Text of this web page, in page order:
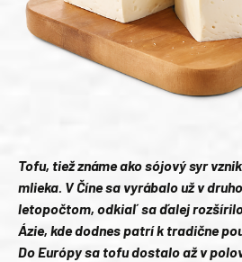
Tofu, tiež známe ako sójový syr
mlieka. V Číne sa vyrábalo už v
letopočtom, odkiaľ sa ďalej
Ázie, kde dodnes patrí k tradične
Do Európy sa tofu dostalo až v